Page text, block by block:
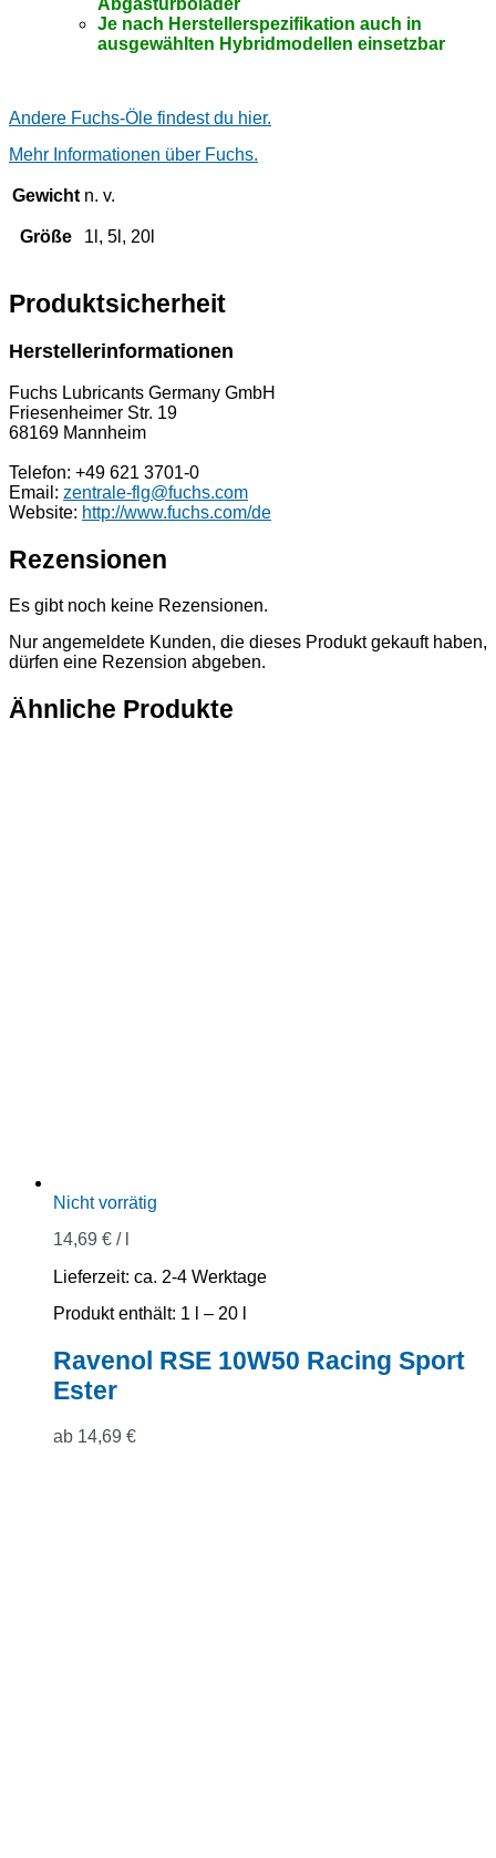
Je nach Herstellerspezifikation auch in
ausgewählten Hybridmodellen einsetzbar
Andere Fuchs-Öle findest du hier.
Mehr Informationen über Fuchs.
Gewicht n. v.
Größe 1l, 5l, 20l
Produktsicherheit
Herstellerinformationen
Fuchs Lubricants Germany GmbH
Friesenheimer Str. 19
68169 Mannheim
Telefon: +49 621 3701-0
Email: zentrale-flg@fuchs.com
Website: http://www.fuchs.com/de
Rezensionen
Es gibt noch keine Rezensionen.
Nur angemeldete Kunden, die dieses Produkt gekauft haben,
dürfen eine Rezension abgeben.
Ähnliche Produkte
Nicht vorrätig
14,69 € /
Lieferzeit: ca. 2-4 Werktage
Produkt enthält: 1
– 20
Ravenol RSE 10W50 Racing Sport
Ester
ab 14,69 €